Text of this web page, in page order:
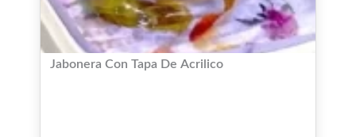
Jabonera Con Tapa De Acrilico